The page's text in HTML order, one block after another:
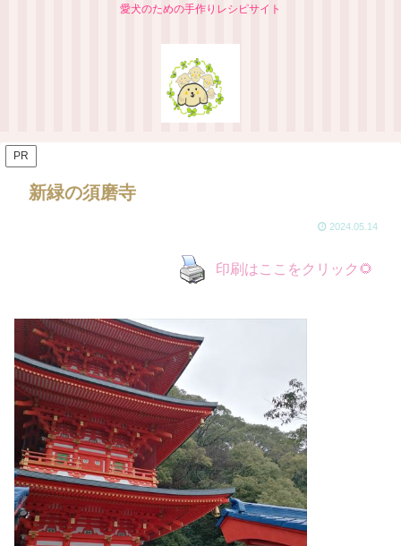
愛犬のための手作りレシピサイト
PR
新緑の須磨寺
2024.05.14
印刷はここをクリック🌻